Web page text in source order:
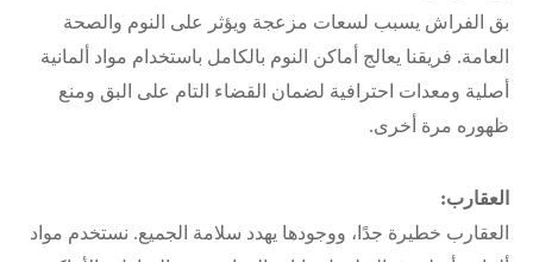
بق الفراش يسبب لسعات مزعجة ويؤثر على النوم والصحة
العامة. فريقنا يعالج أماكن النوم بالكامل باستخدام مواد ألمانية
أصلية ومعدات احترافية لضمان القضاء التام على البق ومنع
ظهوره مرة أخرى.
العقارب:
العقارب خطيرة جدًا، ووجودها يهدد سلامة الجميع. نستخدم مواد